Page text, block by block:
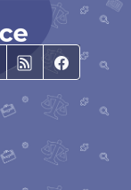
mailRSS